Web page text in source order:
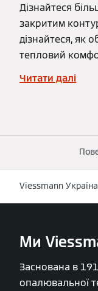
Дізнайтеся
закритим
дізнайтеся, як
тепловий
Читати далі
Viessmann Україна
Ми
Заснована в
опалювальної